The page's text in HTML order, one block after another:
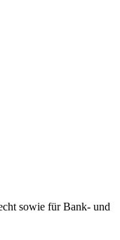
sowie für Bank- und